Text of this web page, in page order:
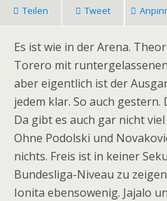
Teilen Tweet
Es ist wie in der Arena.
Torero mit
aber eigentlich ist der
jedem klar. So auch gestern.
Da gibt es auch gar nicht
Ohne Podolski und
nichts. Freis ist in keiner
Bundesliga-Niveau zu
Ionita ebensowenig. Jajalo